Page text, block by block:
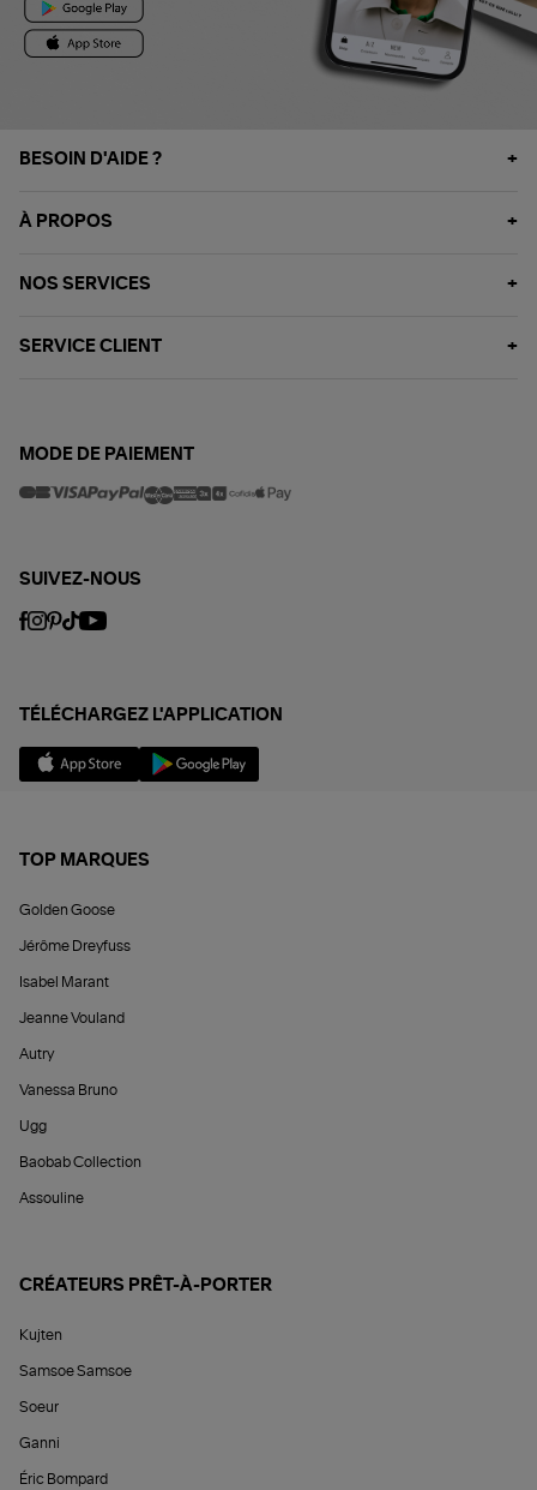
BESOIN D'AIDE ?
À PROPOS
NOS SERVICES
SERVICE CLIENT
MODE DE PAIEMENT
SUIVEZ-NOUS
TÉLÉCHARGEZ L'APPLICATION
TOP MARQUES
Golden Goose
Jérôme Dreyfuss
Isabel Marant
Jeanne Vouland
Autry
Vanessa Bruno
Ugg
Baobab Collection
Assouline
CRÉATEURS PRÊT-À-PORTER
Kujten
Samsoe Samsoe
Soeur
Ganni
Éric Bompard